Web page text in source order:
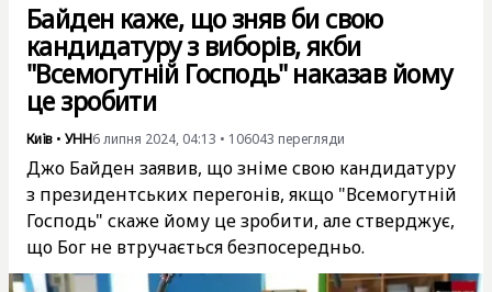
Байден каже, що зняв би свою
кандидатуру з виборів, якби
"Всемогутній Господь" наказав йому
це зробити
Київ • УНН6 липня 2024, 04:13 • 106043 перегляди
Джо Байден заявив, що зніме свою кандидатуру
з президентських перегонів, якщо "Всемогутній
Господь" скаже йому це зробити, але стверджує,
що Бог не втручається безпосередньо.